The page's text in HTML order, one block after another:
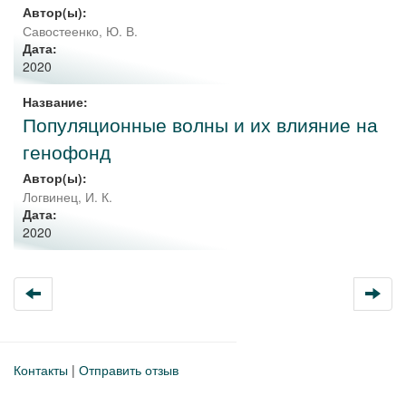
Автор(ы):
Савостеенко, Ю. В.
Дата:
2020
Название:
Популяционные волны и их влияние на
генофонд
Автор(ы):
Логвинец, И. К.
Дата:
2020
Контакты | Отправить отзыв